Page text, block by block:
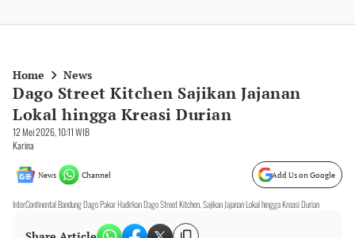
Home News
Dago Street Kitchen Sajikan Jajanan
Lokal hingga Kreasi Durian
12 Mei 2026, 10:11 WIB
Karina
News Channel Add Us on Google
InterContinental Bandung Dago Pakar Hadirkan Dago Street Kitchen, Sajikan Jajanan Lokal hingga Kreasi Durian